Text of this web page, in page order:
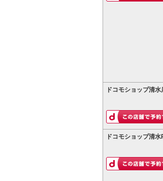
ドコモショップ清水
ドコモショップ清